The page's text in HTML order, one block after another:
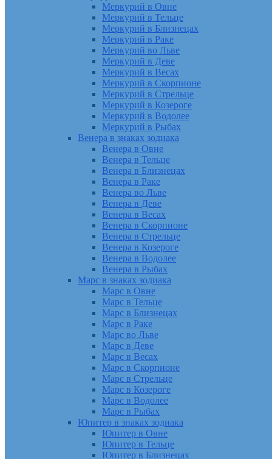
Меркурий в Овне
Меркурий в Тельце
Меркурий в Близнецах
Меркурий в Раке
Меркурий во Льве
Меркурий в Деве
Меркурий в Весах
Меркурий в Скорпионе
Меркурий в Стрельце
Меркурий в Козероге
Меркурий в Водолее
Меркурий в Рыбах
Венера в знаках зодиака
Венера в Овне
Венера в Тельце
Венера в Близнецах
Венера в Раке
Венера во Льве
Венера в Деве
Венера в Весах
Венера в Скорпионе
Венера в Стрельце
Венера в Козероге
Венера в Водолее
Венера в Рыбах
Марс в знаках зодиака
Марс в Овне
Марс в Тельце
Марс в Близнецах
Марс в Раке
Марс во Льве
Марс в Деве
Марс в Весах
Марс в Скорпионе
Марс в Стрельце
Марс в Козероге
Марс в Водолее
Марс в Рыбах
Юпитер в знаках зодиака
Юпитер в Овне
Юпитер в Тельце
Юпитер в Близнецах